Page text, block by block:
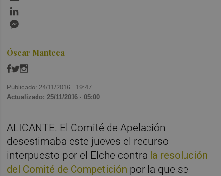
Óscar Manteca
Publicado: 24/11/2016 · 19:47
Actualizado: 25/11/2016 · 05:00
ALICANTE. El Comité de Apelación
desestimaba este jueves el recurso
interpuesto por el Elche contra la resolución
del Comité de Competición por la que se